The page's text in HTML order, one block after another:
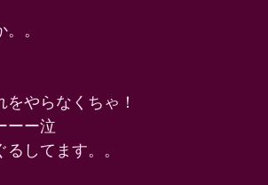
。
やらなくちゃ！
ーー泣
してます。。